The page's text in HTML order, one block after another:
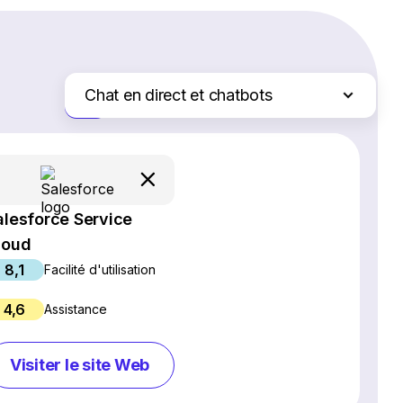
Chat en direct et chatbots
Création de site Web
Logiciel de webinaires
Plateformes d'e-commerce
Services d'hébergement Web
Logiciel CRM
Juste les différences
Service
8,1 Facilité d'utilisation
4,6 Assistance
Visiter le site Web